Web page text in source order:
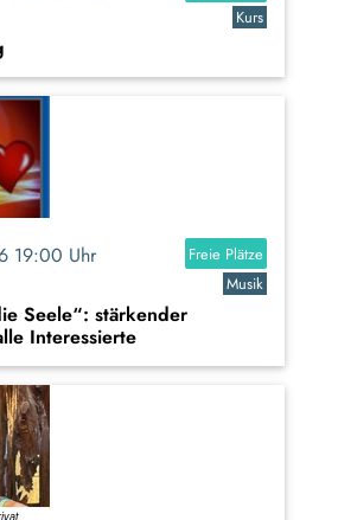
Kurs
19:00 Uhr
Freie Plätze
Musik
Seele“: stärkender
Interessierte